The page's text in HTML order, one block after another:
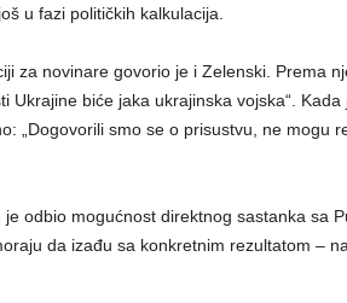
u fazi političkih kalkulacija.
za novinare govorio je i Zelenski. Prema
Ukrajine biće jaka ukrajinska vojska“.
„Dogovorili smo se o prisustvu, ne mogu
odbio mogućnost direktnog sastanka sa
da izađu sa konkretnim rezultatom –